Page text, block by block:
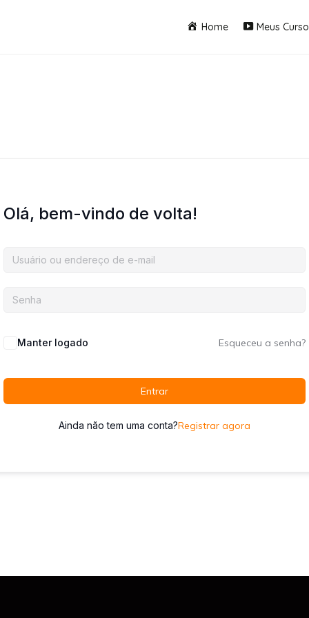
Home Meus
Olá, bem-vindo de volta!
Manter logado Esqueceu a senha?
Entrar
Ainda não tem uma conta?Registrar agora